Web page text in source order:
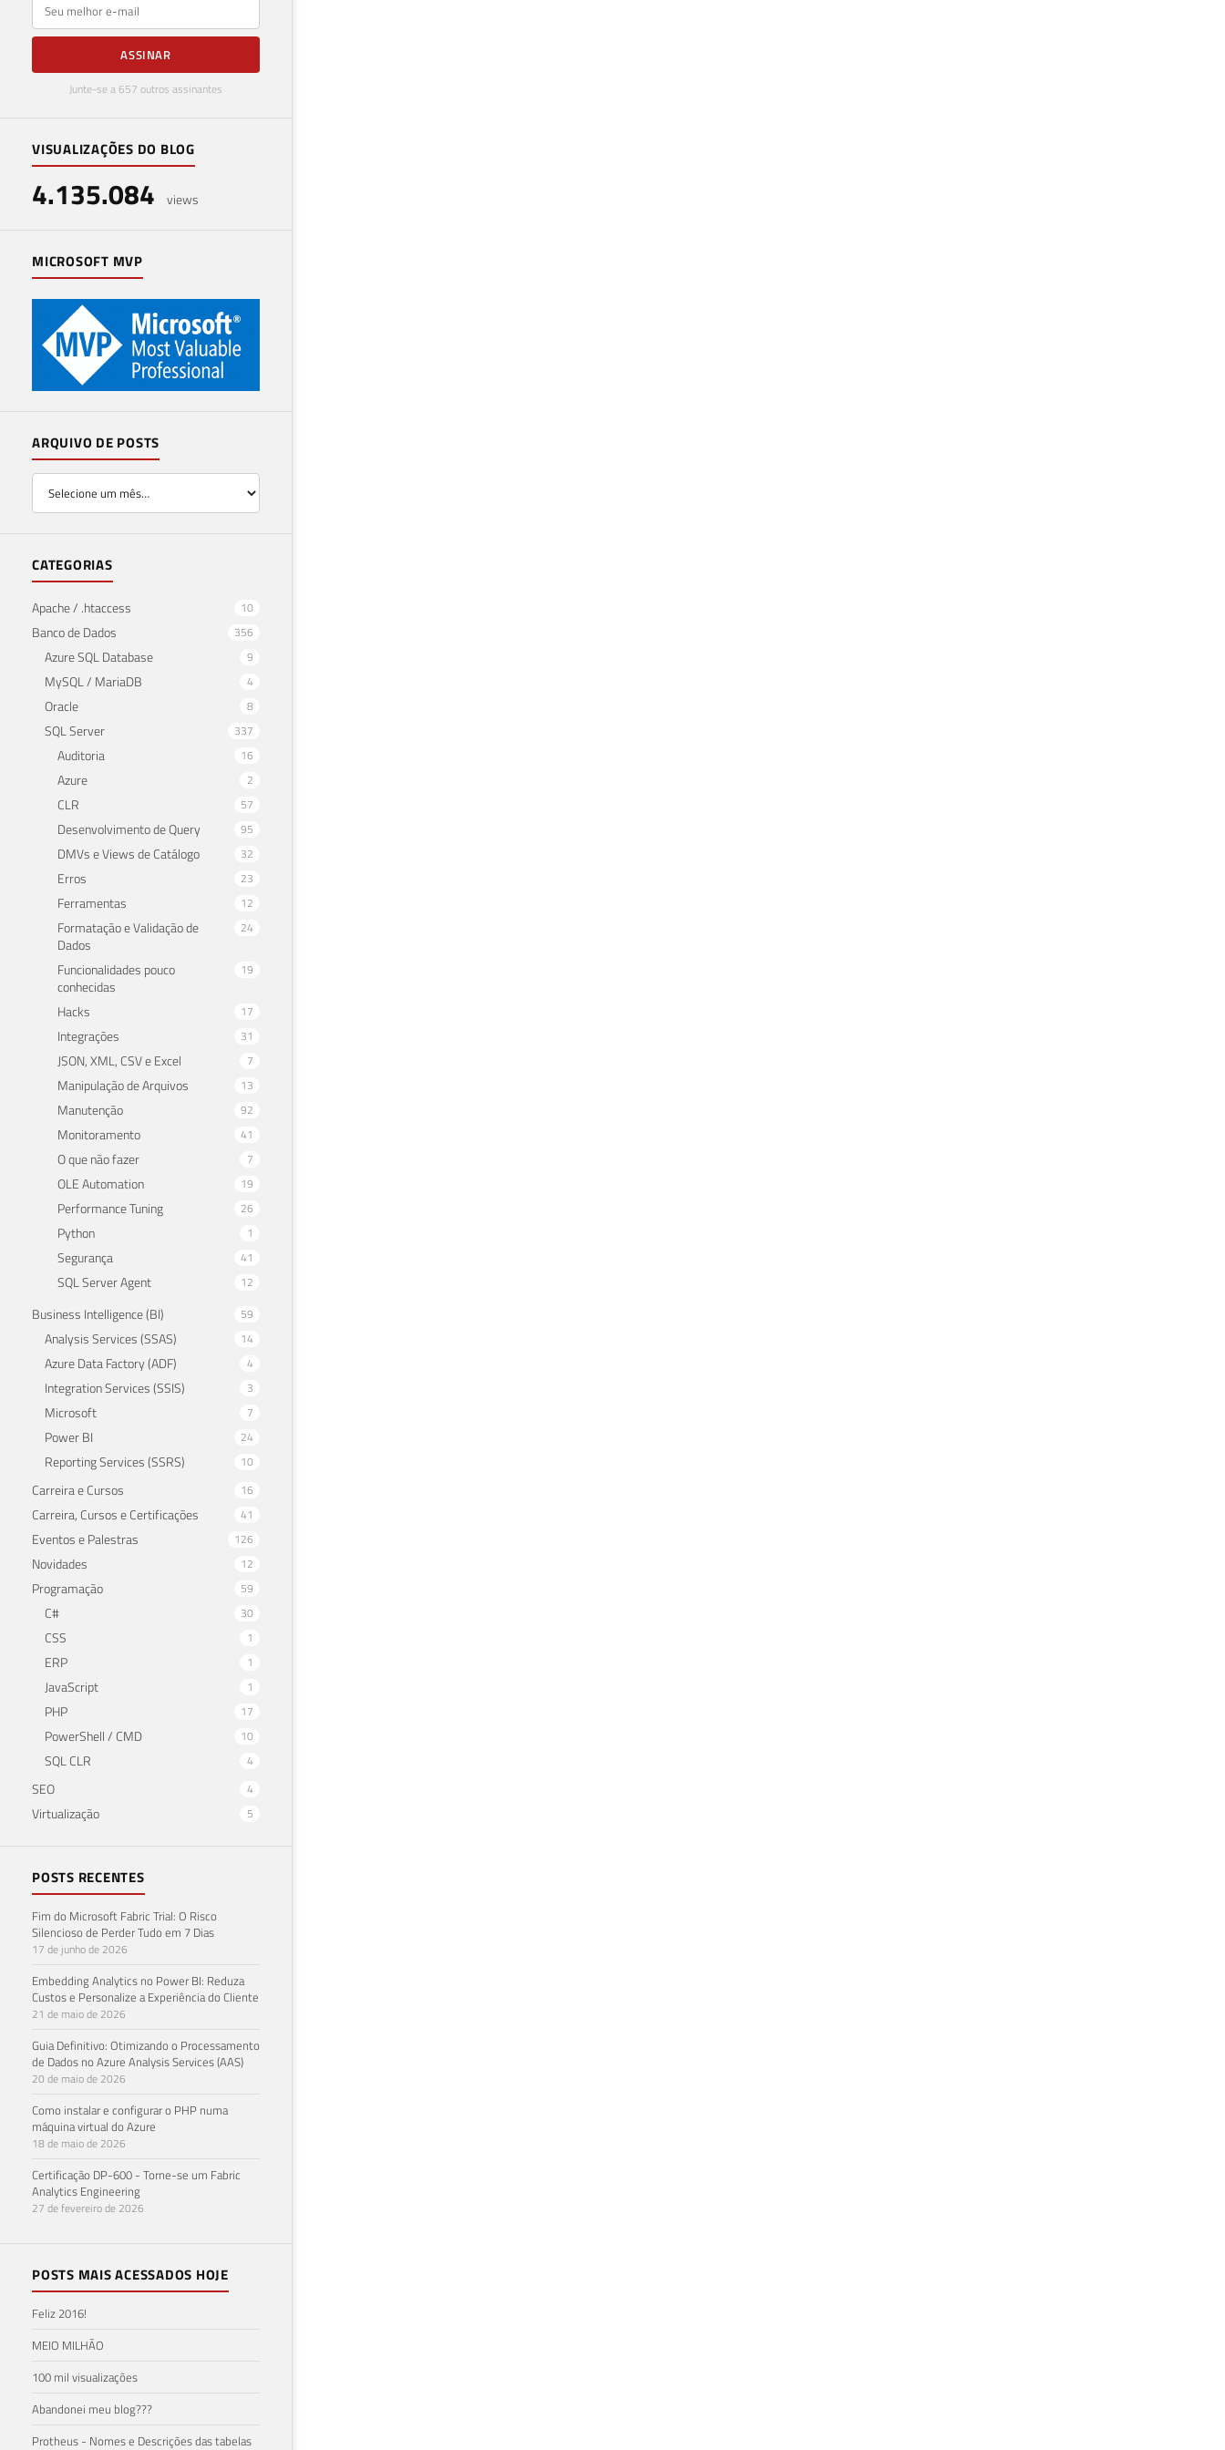
ASSINAR
Junte-se a 657 outros assinantes
VISUALIZAÇÕES DO BLOG
4.135.084 views
MICROSOFT MVP
ARQUIVO DE POSTS
CATEGORIAS
Apache / .htaccess 10
Banco de Dados 356
Azure SQL Database 9
MySQL / MariaDB 4
Oracle 8
SQL Server 337
Auditoria 16
Azure 2
CLR 57
Desenvolvimento de Query 95
DMVs e Views de Catálogo 32
Erros 23
Ferramentas 12
Formatação e Validação de
Dados
24
Funcionalidades pouco
conhecidas
19
Hacks 17
Integrações 31
JSON, XML, CSV e Excel 7
Manipulação de Arquivos 13
Manutenção 92
Monitoramento 41
O que não fazer 7
OLE Automation 19
Performance Tuning 26
Python 1
Segurança 41
SQL Server Agent 12
Business Intelligence (BI) 59
Analysis Services (SSAS) 14
Azure Data Factory (ADF) 4
Integration Services (SSIS) 3
Microsoft 7
Power BI 24
Reporting Services (SSRS) 10
Carreira e Cursos 16
Carreira, Cursos e Certificações 41
Eventos e Palestras 126
Novidades 12
Programação 59
C# 30
CSS 1
ERP 1
JavaScript 1
PHP 17
PowerShell / CMD 10
SQL CLR 4
SEO 4
Virtualização 5
POSTS RECENTES
Fim do Microsoft Fabric Trial: O Risco
Silencioso de Perder Tudo em 7 Dias
17 de junho de 2026
Embedding Analytics no Power BI: Reduza
Custos e Personalize a Experiência do Cliente
21 de maio de 2026
Guia Definitivo: Otimizando o Processamento
de Dados no Azure Analysis Services (AAS)
20 de maio de 2026
Como instalar e configurar o PHP numa
máquina virtual do Azure
18 de maio de 2026
Certificação DP-600 - Torne-se um Fabric
Analytics Engineering
27 de fevereiro de 2026
POSTS MAIS ACESSADOS HOJE
Feliz 2016!
MEIO MILHÃO
100 mil visualizações
Abandonei meu blog???
Protheus - Nomes e Descrições das tabelas